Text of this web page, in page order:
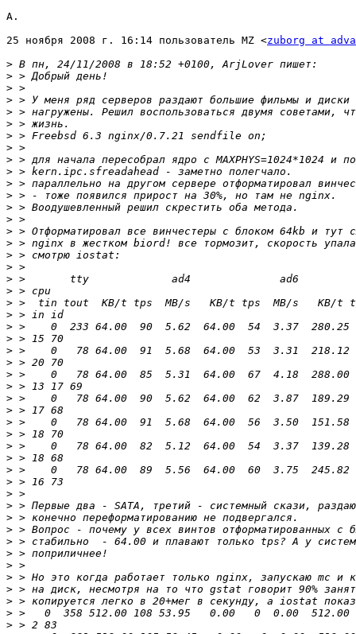
А.
25 ноября 2008 г. 16:14 пользователь MZ <zuborg at
>
>
>
>
>
>
>
>
>
>
>
>
>
>
>
>
>
>
>
>
>
>
>
>
>
>
>
>
>
>
>
>
>
>
>
>
>
>
>
>
>
>
>
>
>
>
>
>